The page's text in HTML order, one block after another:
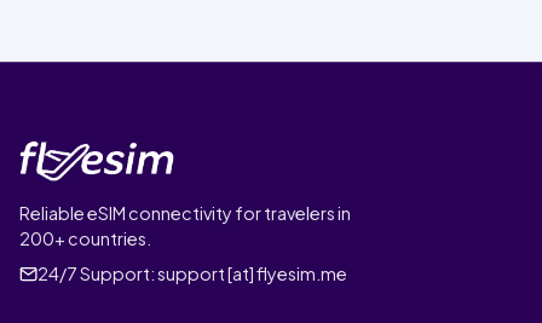
Reliable eSIM connectivity for travelers in
200+ countries.
24/7 Support:support [at] flyesim.me